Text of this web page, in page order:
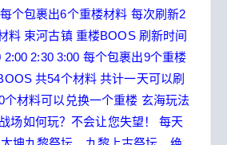
每个包裹出6个重楼材料 每次刷新2
料 束河古镇 重楼BOOS 刷新时间
2:00 2:30 3:00 每个包裹出9个重楼
共54个材料 共计一天可以刷
个材料可以兑换一个重楼 玄海玩法
场如何玩？不会让您失望！
每天